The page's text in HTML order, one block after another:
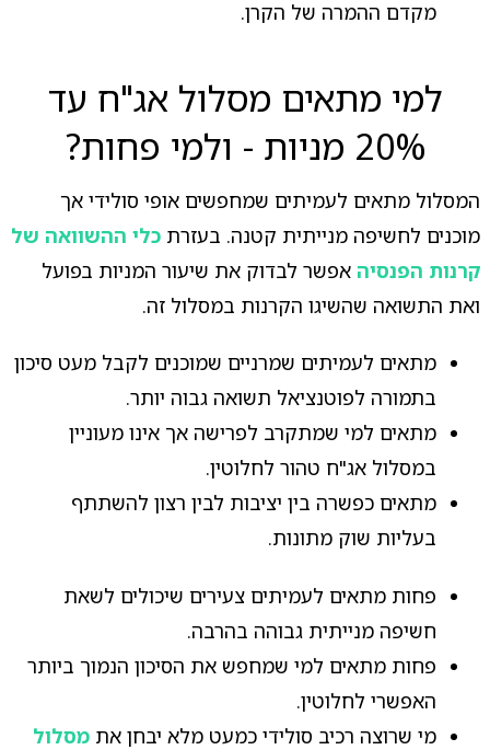
מקדם ההמרה של הקרן.
למי מתאים מסלול אג"ח עד
20% מניות - ולמי פחות?
המסלול מתאים לעמיתים שמחפשים אופי סולידי אך
מוכנים לחשיפה מנייתית קטנה. בעזרת כלי ההשוואה של
קרנות הפנסיהאפשר לבדוק את שיעור המניות בפועל
ואת התשואה שהשיגו הקרנות במסלול זה.
מתאים לעמיתים שמרניים שמוכנים לקבל מעט סיכון
בתמורה לפוטנציאל תשואה גבוה יותר.
מתאים למי שמתקרב לפרישה אך אינו מעוניין
במסלול אג"ח טהור לחלוטין.
מתאים כפשרה בין יציבות לבין רצון להשתתף
בעליות שוק מתונות.
פחות מתאים לעמיתים צעירים שיכולים לשאת
חשיפה מנייתית גבוהה בהרבה.
פחות מתאים למי שמחפש את הסיכון הנמוך ביותר
האפשרי לחלוטין.
מי שרוצה רכיב סולידי כמעט מלא יבחן את מסלול